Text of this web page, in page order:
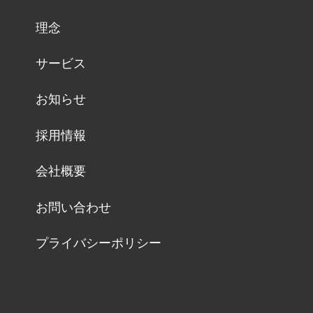
理念
サービス
お知らせ
採用情報
会社概要
お問い合わせ
プライバシーポリシー